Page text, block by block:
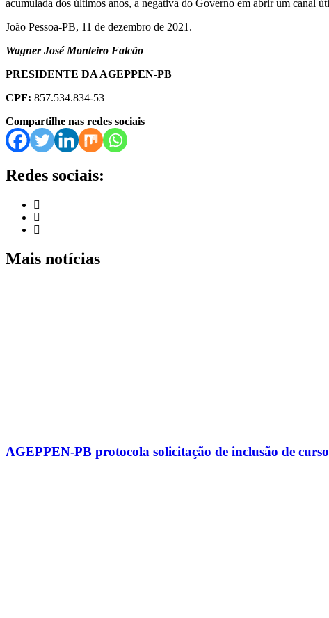
acumulada dos últimos anos, a negativa do Governo em abrir um canal
João Pessoa-PB, 11 de dezembro de 2021.
Wagner José Monteiro Falcão
PRESIDENTE DA AGEPPEN-PB
CPF: 857.534.834-53
Compartilhe nas redes sociais
Redes sociais:
Mais notícias
AGEPPEN-PB protocola solicitação de inclusão de